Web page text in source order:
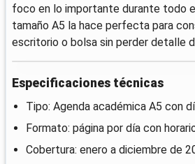
foco en lo importante durante todo
tamaño A5 la hace perfecta para
escritorio o bolsa sin perder detalle
Especificaciones técnicas
Tipo: Agenda académica A5 con
Formato: página por día con
Cobertura: enero a diciembre de